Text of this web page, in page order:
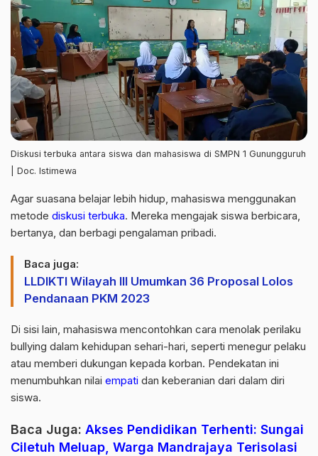
Diskusi terbuka antara siswa dan mahasiswa di SMPN 1 Gunungguruh
| Doc. Istimewa
Agar suasana belajar lebih hidup, mahasiswa menggunakan
metode diskusi terbuka. Mereka mengajak siswa berbicara,
bertanya, dan berbagi pengalaman pribadi.
Baca juga:
LLDIKTI Wilayah III Umumkan 36 Proposal Lolos
Pendanaan PKM 2023
Di sisi lain, mahasiswa mencontohkan cara menolak perilaku
bullying dalam kehidupan sehari-hari, seperti menegur pelaku
atau memberi dukungan kepada korban. Pendekatan ini
menumbuhkan nilai empati dan keberanian dari dalam diri
siswa.
Baca Juga: Akses Pendidikan Terhenti: Sungai
Ciletuh Meluap, Warga Mandrajaya Terisolasi